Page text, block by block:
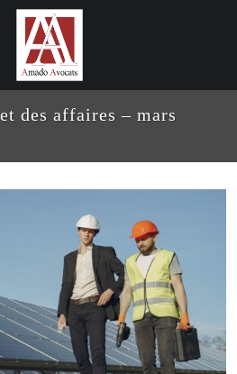
des affaires – mars